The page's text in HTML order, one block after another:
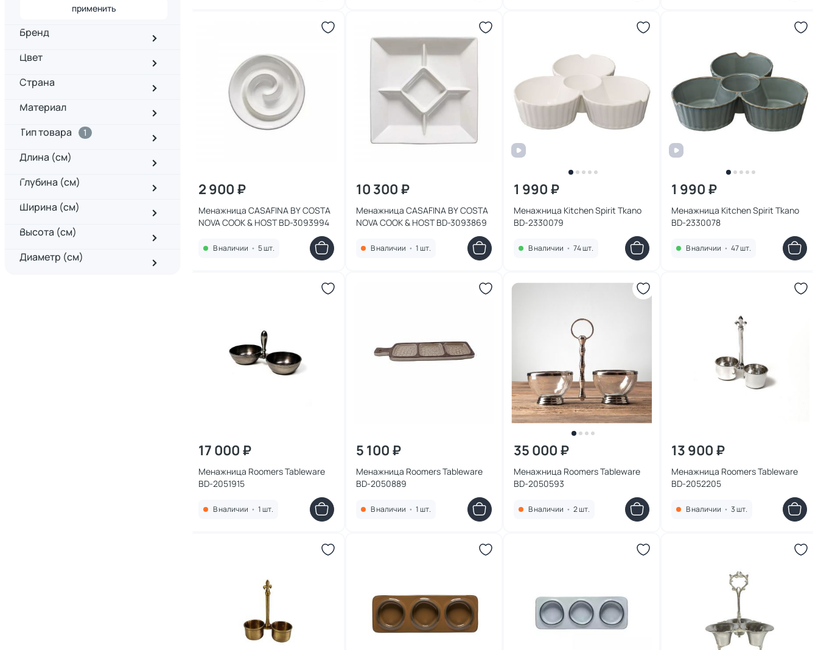
применить
Бренд
Цвет
Страна
Материал
Тип товара
1
Длина (см)
Глубина (см)
Ширина (см)
Высота (см)
Диаметр (см)
2 900 ₽
Менажница CASAFINA BY COSTA
NOVA COOK & HOST BD-3093994
В наличии • 5 шт.
10 300 ₽
Менажница CASAFINA BY COSTA
NOVA COOK & HOST BD-3093869
В наличии • 1 шт.
1 990 ₽
Менажница Kitchen Spirit Tkano
BD-2330079
В наличии • 74 шт.
1 990 ₽
Менажница Kitchen Spirit Tkano
BD-2330078
В наличии • 47 шт.
17 000 ₽
Менажница Roomers Tableware
BD-2051915
В наличии • 1 шт.
5 100 ₽
Менажница Roomers Tableware
BD-2050889
В наличии • 1 шт.
35 000 ₽
Менажница Roomers Tableware
BD-2050593
В наличии • 2 шт.
13 900 ₽
Менажница Roomers Tableware
BD-2052205
В наличии • 3 шт.